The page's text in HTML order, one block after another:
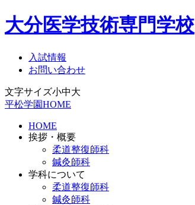
大分医学技術専門学校
入試情報
お問い合わせ
文字サイズ小中大
平松学園HOME
HOME
挨拶・概要
柔道整復師科
鍼灸師科
学科について
柔道整復師科
鍼灸師科